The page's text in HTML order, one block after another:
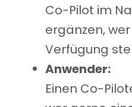
Co-Pilot im
ergänzen,
Verfügung
Anwender:
Einen Co-